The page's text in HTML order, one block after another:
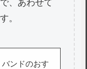
、あわせて
。
ンドのおす